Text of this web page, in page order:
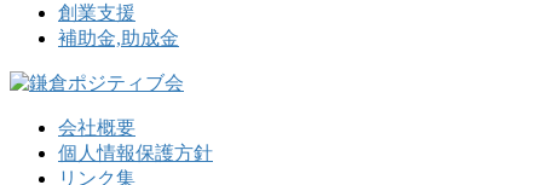
創業支援
補助金,助成金
会社概要
個人情報保護方針
リンク集